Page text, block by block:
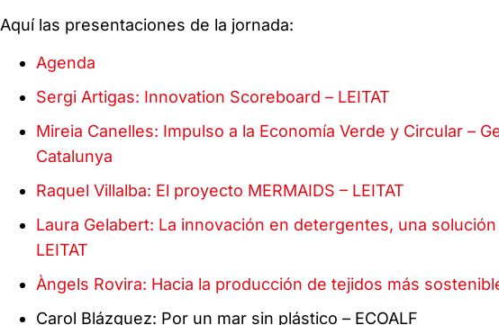
Aquí las presentaciones de la jornada:
Agenda
Sergi Artigas: Innovation Scoreboard – LEITAT
Mireia Canelles: Impulso a la Economía Verde y Circular –
Catalunya
Raquel Villalba: El proyecto MERMAIDS – LEITAT
Laura Gelabert: La innovación en detergentes, una
LEITAT
Àngels Rovira: Hacia la producción de tejidos más
Carol Blázquez: Por un mar sin plástico – ECOALF